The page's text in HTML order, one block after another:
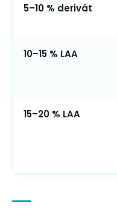
5–10 % derivát
10–15 % LAA
15–20 % LAA